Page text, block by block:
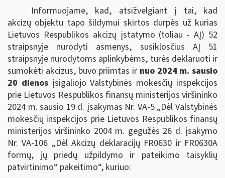
Informuojame, kad, atsižvelgiant į tai, kad
akcizų objektu tapo šildymui skirtos durpės už kurias
Lietuvos Respublikos akcizų įstatymo (toliau - AĮ) 52
straipsnyje nurodyti asmenys, susiklosčius AĮ 51
straipsnyje nurodytoms aplinkybėms, turės deklaruoti ir
sumokėti akcizus, buvo priimtas ir nuo 2024 m. sausio
20 dienos įsigaliojo Valstybinės mokesčių inspekcijos
prie Lietuvos Respublikos finansų ministerijos viršininko
2024 m. sausio 19 d. įsakymas Nr. VA-5 „Dėl Valstybinės
mokesčių inspekcijos prie Lietuvos Respublikos finansų
ministerijos viršininko 2004 m. gegužės 26 d. įsakymo
Nr. VA-106 „Dėl Akcizų deklaracijų FR0630 ir FR0630A
formų, jų priedų užpildymo ir pateikimo taisyklių
patvirtinimo“ pakeitimo“, kuriuo: